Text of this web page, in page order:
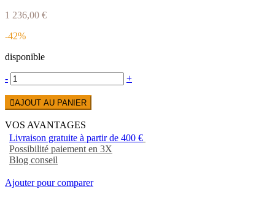
1 236,00 €
-42%
disponible
- +
AJOUT AU PANIER
VOS AVANTAGES
Livraison gratuite à partir de 400 €
Possibilité paiement en 3X
Blog conseil
Ajouter pour comparer